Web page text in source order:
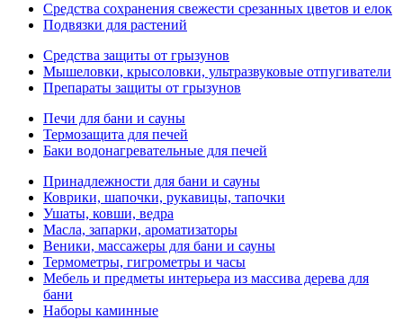
Средства сохранения свежести срезанных цветов и елок
Подвязки для растений
Средства защиты от грызунов
Мышеловки, крысоловки, ультразвуковые отпугиватели
Препараты защиты от грызунов
Печи для бани и сауны
Термозащита для печей
Баки водонагревательные для печей
Принадлежности для бани и сауны
Коврики, шапочки, рукавицы, тапочки
Ушаты, ковши, ведра
Масла, запарки, ароматизаторы
Веники, массажеры для бани и сауны
Термометры, гигрометры и часы
Мебель и предметы интерьера из массива дерева для
бани
Наборы каминные